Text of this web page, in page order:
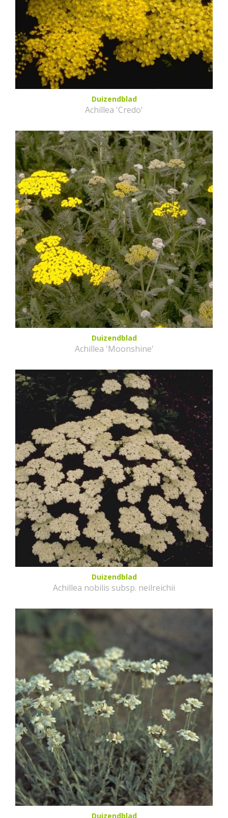
Duizendblad
Achillea 'Credo'
Duizendblad
Achillea 'Moonshine'
Duizendblad
Achillea nobilis subsp. neilreichii
Duizendblad